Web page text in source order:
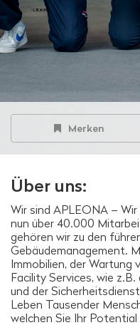
Merken
Über uns:
Wir sind APLEONA –
nun über 40.000
gehören wir zu den
Gebäudemanagement.
Immobilien, der
Facility Services, wie
und der
Leben Tausender
welchen Sie Ihr